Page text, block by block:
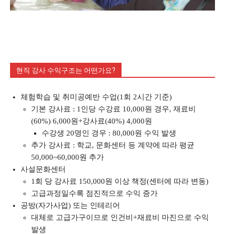
현직 강사 수익구조는 어떤가요?
체험학습 및 취미공예반 수업(1회 2시간 기준)
기본 강사료 : 1인당 수강료 10,000원 경우, 재료비
(60%) 6,000원+강사료(40%) 4,000원
수강생 20명인 경우 : 80,000원 수익 발생
추가 강사료 : 학교, 문화센터 등 계약에 따라 평균
50,000~60,000원 추가
사설문화센터
1회 당 강사료 150,000원 이상 책정(센터에 따라 변동)
고급과정일수록 점진적으로 수익 증가
공방(자가사업) 또는 인테리어
대체로 고급가구이므로 인건비+재료비 마진으로 수익
발생